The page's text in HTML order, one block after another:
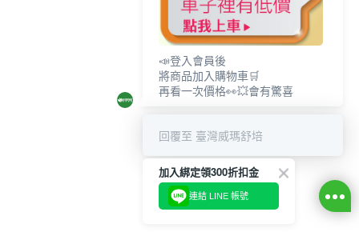
📣登入會員後
將商品加入購物車🛒
再看一次價格👀💥會有驚喜
回覆至 臺灣威瑪舒培
加入綁定領300折扣金
連結 LINE 帳號